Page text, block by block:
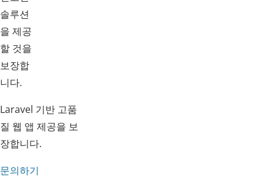
솔루션
을 제공
할 것을
보장합
니다.
Laravel 기반 고품
질 웹 앱 제공을 보
장합니다.
문의하기